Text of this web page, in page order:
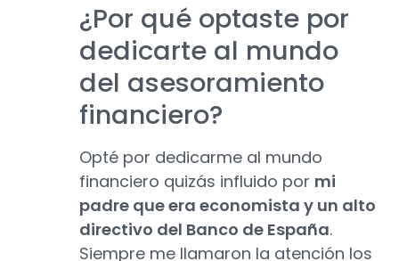
¿Por qué optaste por
dedicarte al mundo
del asesoramiento
financiero?
Opté por dedicarme al mundo
financiero quizás influido por mi
padre que era economista y un alto
directivo del Banco de España.
Siempre me llamaron la atención los